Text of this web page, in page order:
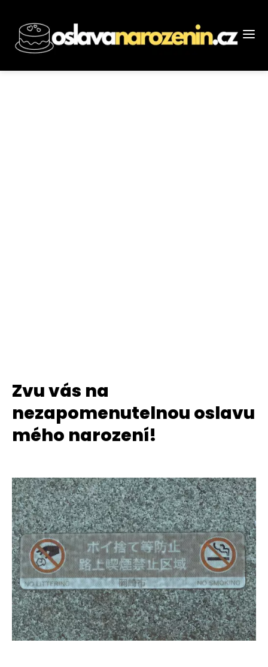
Zvu vás na
nezapomenutelnou oslavu
mého narození!